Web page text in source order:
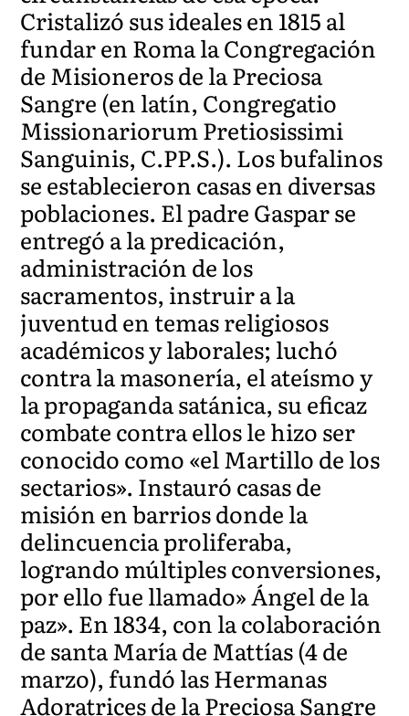
Cristalizó sus ideales en 1815 al
fundar en Roma la Congregación
de Misioneros de la Preciosa
Sangre (en latín, Congregatio
Missionariorum Pretiosissimi
Sanguinis, C.PP.S.). Los bufalinos
se establecieron casas en diversas
poblaciones. El padre Gaspar se
entregó a la predicación,
administración de los
sacramentos, instruir a la
juventud en temas religiosos
académicos y laborales; luchó
contra la masonería, el ateísmo y
la propaganda satánica, su eficaz
combate contra ellos le hizo ser
conocido como «el Martillo de los
sectarios». Instauró casas de
misión en barrios donde la
delincuencia proliferaba,
logrando múltiples conversiones,
por ello fue llamado» Ángel de la
paz». En 1834, con la colaboración
de santa María de Mattías (4 de
marzo), fundó las Hermanas
Adoratrices de la Preciosa Sangre